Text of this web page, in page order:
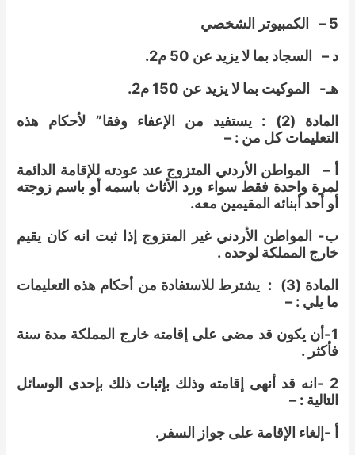
5 – الكمبيوتر الشخصي
د – السجاد بما لا يزيد عن 50 م2.
هـ- الموكيت بما لا يزيد عن 150 م2.
المادة (2) : يستفيد من الإعفاء وفقا” لأحكام هذه
التعليمات كل من : –
أ – المواطن الأردني المتزوج عند عودته للإقامة الدائمة
لمرة واحدة فقط سواء ورد الأثاث باسمه أو باسم زوجته
أو أحد أبنائه المقيمين معه.
ب- المواطن الأردني غير المتزوج إذا ثبت انه كان يقيم
خارج المملكة لوحده .
المادة (3) : يشترط للاستفادة من أحكام هذه التعليمات
ما يلي : –
1-أن يكون قد مضى على إقامته خارج المملكة مدة سنة
فأكثر .
2 -انه قد أنهى إقامته وذلك بإثبات ذلك بإحدى الوسائل
التالية : –
أ -إلغاء الإقامة على جواز السفر.